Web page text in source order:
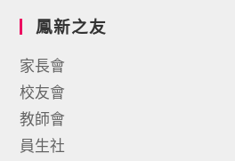
鳳新之友
家長會
校友會
教師會
員生社